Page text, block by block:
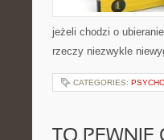
jeżeli chodzi o
rzeczy niezwykle
CATEGORIES: